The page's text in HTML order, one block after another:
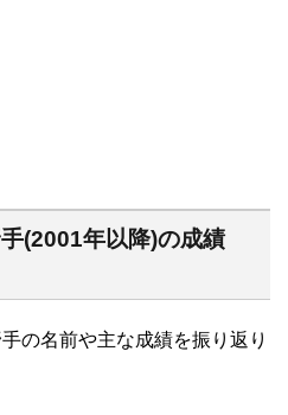
(2001年以降)の成績
の名前や主な成績を振り返り